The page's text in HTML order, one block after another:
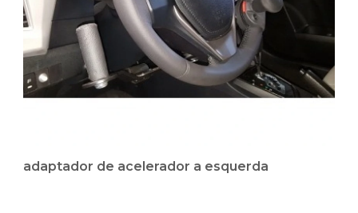
adaptador de acelerador a esquerda